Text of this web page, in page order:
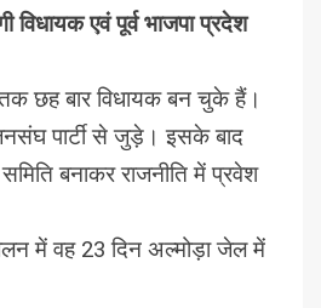
विधायक एवं पूर्व भाजपा प्रदेश
छह बार विधायक बन चुके हैं।
पार्टी से जुड़े। इसके बाद
बनाकर राजनीति में प्रवेश
में वह 23 दिन अल्मोड़ा जेल में